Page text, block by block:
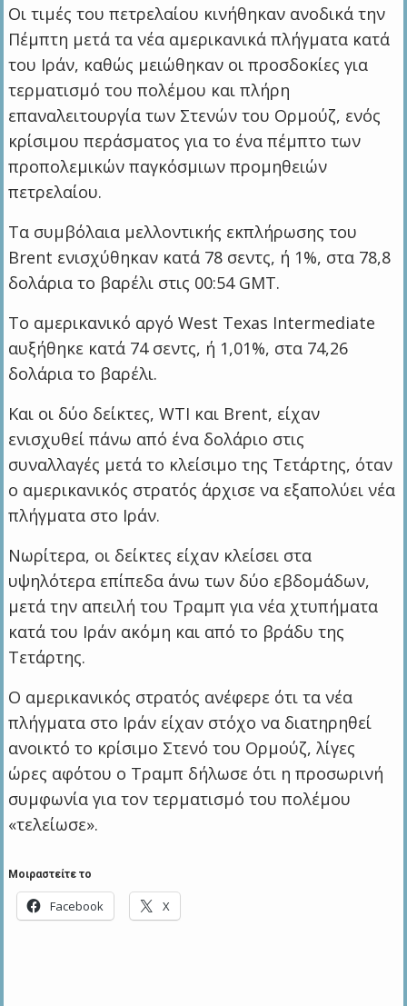
Οι τιμές του πετρελαίου κινήθηκαν ανοδικά την
Πέμπτη μετά τα νέα αμερικανικά πλήγματα κατά
του Ιράν, καθώς μειώθηκαν οι προσδοκίες για
τερματισμό του πολέμου και πλήρη
επαναλειτουργία των Στενών του Ορμούζ, ενός
κρίσιμου περάσματος για το ένα πέμπτο των
προπολεμικών παγκόσμιων προμηθειών
πετρελαίου.
Τα συμβόλαια μελλοντικής εκπλήρωσης του
Brent ενισχύθηκαν κατά 78 σεντς, ή 1%, στα 78,8
δολάρια το βαρέλι στις 00:54 GMT.
Το αμερικανικό αργό West Texas Intermediate
αυξήθηκε κατά 74 σεντς, ή 1,01%, στα 74,26
δολάρια το βαρέλι.
Και οι δύο δείκτες, WTI και Brent, είχαν
ενισχυθεί πάνω από ένα δολάριο στις
συναλλαγές μετά το κλείσιμο της Τετάρτης, όταν
ο αμερικανικός στρατός άρχισε να εξαπολύει νέα
πλήγματα στο Ιράν.
Νωρίτερα, οι δείκτες είχαν κλείσει στα
υψηλότερα επίπεδα άνω των δύο εβδομάδων,
μετά την απειλή του Τραμπ για νέα χτυπήματα
κατά του Ιράν ακόμη και από το βράδυ της
Τετάρτης.
Ο αμερικανικός στρατός ανέφερε ότι τα νέα
πλήγματα στο Ιράν είχαν στόχο να διατηρηθεί
ανοικτό το κρίσιμο Στενό του Ορμούζ, λίγες
ώρες αφότου ο Τραμπ δήλωσε ότι η προσωρινή
συμφωνία για τον τερματισμό του πολέμου
«τελείωσε».
Μοιραστείτε το
Facebook X